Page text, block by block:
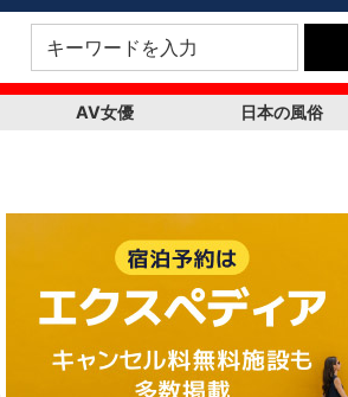
AV女優 日本の風俗